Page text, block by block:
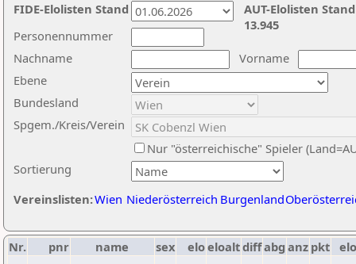
Nachname
Vorname
Ebene
Sortierung
Personennummer
Bundesland
Spgem./Kreis/Verein
Nur "österreichische" Spieler
Vereinslisten:Wien Niederösterreich Burgenland
AUT-Elolisten
13.945
FIDE-Elolisten Stand
Nr. pnr name sex eloeloaltdiffabg anz pkt